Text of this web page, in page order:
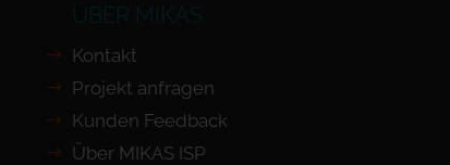
ÜBER MIKAS
Kontakt
Projekt anfragen
Kunden Feedback
Über MIKAS ISP